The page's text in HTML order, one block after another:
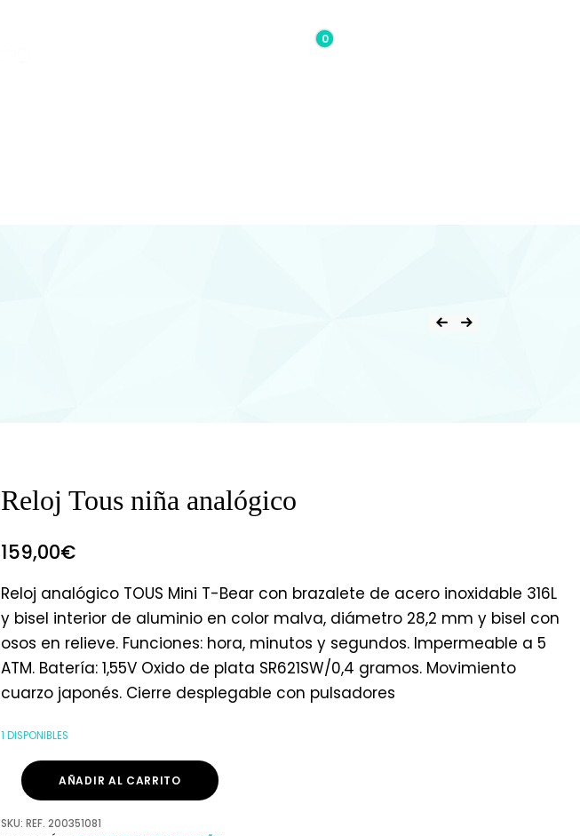
0,00€
0
Reloj Tous niña analógico
159,00€
Reloj analógico TOUS Mini T-Bear con brazalete de acero inoxidable 316L
y bisel interior de aluminio en color malva, diámetro 28,2 mm y bisel con
osos en relieve. Funciones: hora, minutos y segundos. Impermeable a 5
ATM. Batería: 1,55V Oxido de plata SR621SW/0,4 gramos. Movimiento
cuarzo japonés. Cierre desplegable con pulsadores
1 DISPONIBLES
AÑADIR AL CARRITO
SKU: REF. 200351081